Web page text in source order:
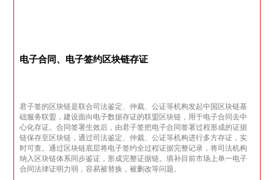
电子合同、电子签约区块链存证
君子签的区块链是联合司法鉴定、仲裁、公证等机构发起中国区块链基
础服务联盟，建设面向电子数据存证的联盟区块链，用于电子合同去中
心化存证。合同签署生效后，由君子签把电子合同签署过程形成的证据
链保存至区块链，通过司法鉴定、仲裁、公证等机构进行多方存证，实
时可查。通过区块链底层将电子签约全过程证据完整记录，将司法机构
纳入区块链体系同步鉴证，形成完整证据链。填补目前市场上单一电子
合同法律证明力弱，容易被替换，被删改等问题。